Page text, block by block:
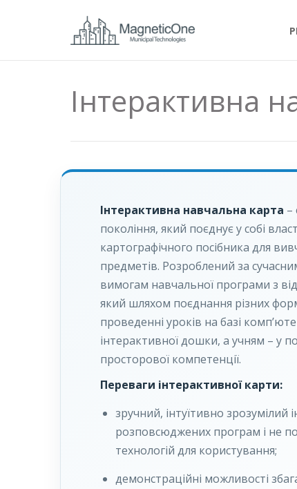
Інтерактивна
Інтерактивна навчальна карта –
покоління, який поєднує у собі
картографічного посібника для
предметів. Розроблений за
вимогам навчальної програми з
який шляхом поєднання різних
проведенні уроків на базі
інтерактивної дошки, а учням – у
просторової компетенції.
Переваги інтерактивної карти:
зручний, інтуїтивно зрозумілий
розповсюджених програм і не
технологій для користування;
демонстраційні можливості